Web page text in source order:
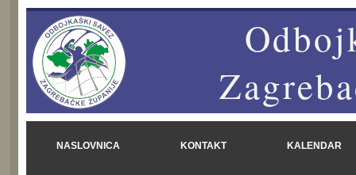
NASLOVNICA KONTAKT KALENDAR